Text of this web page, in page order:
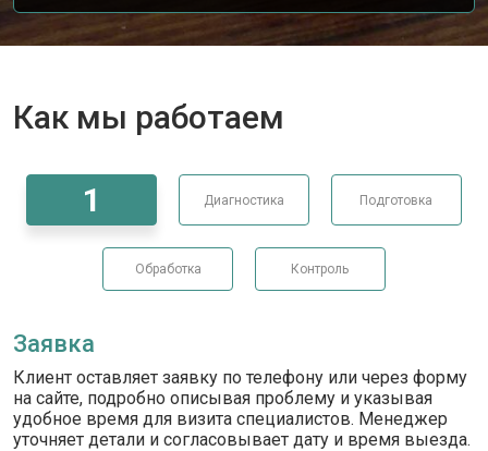
Как мы работаем
1 Диагностика Подготовка
Обработка Контроль
Заявка
Клиент оставляет заявку по телефону или через форму
на сайте, подробно описывая проблему и указывая
удобное время для визита специалистов. Менеджер
уточняет детали и согласовывает дату и время выезда.